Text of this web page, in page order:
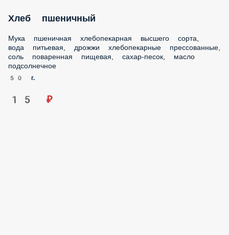
Хлеб пшеничный
Мука пшеничная хлебопекарная высшего сорта,
вода питьевая, дрожжи хлебопекарные прессованные,
соль поваренная пищевая, сахар-песок, масло
подсолнечное
50 г.
15 ₽